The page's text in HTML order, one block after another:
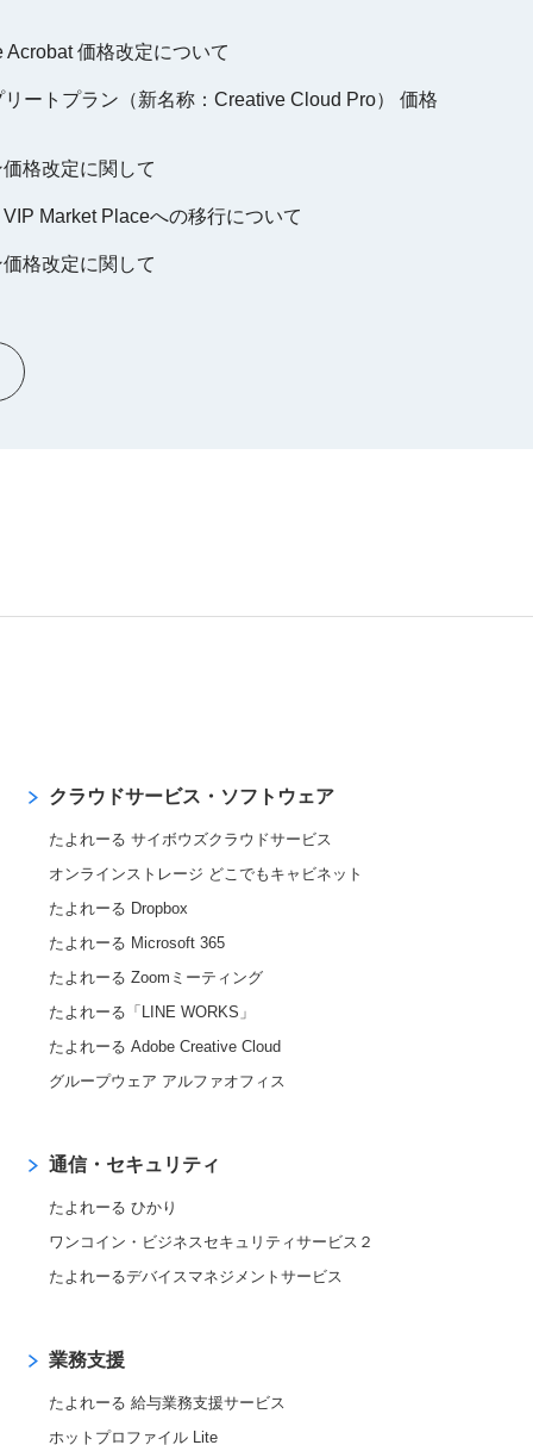
価格改定について
ートプラン（新名称：Creative Cloud Pro） 価格
格改定に関して
Market Placeへの移行について
格改定に関して
クラウドサービス・ソフトウェア
たよれーる サイボウズクラウドサービス
オンラインストレージ どこでもキャビネット
たよれーる Dropbox
たよれーる Microsoft 365
たよれーる Zoomミーティング
たよれーる「LINE WORKS」
たよれーる Adobe Creative Cloud
グループウェア アルファオフィス
通信・セキュリティ
たよれーる ひかり
ワンコイン・ビジネスセキュリティサービス２
たよれーるデバイスマネジメントサービス
業務支援
たよれーる 給与業務支援サービス
ホットプロファイル Lite